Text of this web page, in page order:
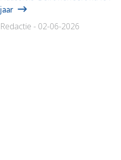
jaar
Redactie - 02-06-2026